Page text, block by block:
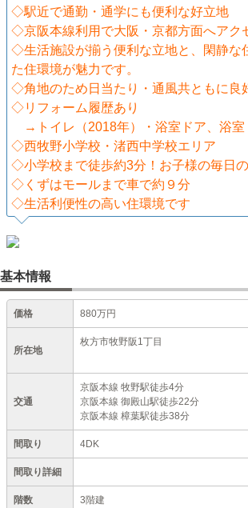
◇駅近で通勤・通学にも便利な好立地
◇京阪本線利用で大阪・京都方面へアク
◇生活施設が揃う便利な立地と、閑静な
た住環境が魅力です。
◇角地のため日当たり・通風共ともに良
◇リフォーム履歴あり
→トイレ（2018年）・浴室ドア、浴室
◇西牧野小学校・渚西中学校エリア
◇小学校まで徒歩約3分！お子様の毎日
◇くずはモールまで車で約９分
◇生活利便性の高い住環境です
基本情報
価格 880万円
所在地
枚方市牧野阪1丁目
交通
京阪本線 牧野駅徒歩4分
京阪本線 御殿山駅徒歩22分
京阪本線 樟葉駅徒歩38分
間取り 4DK
間取り詳細
階数 3階建